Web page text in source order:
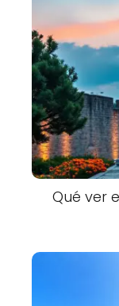
Qué ver